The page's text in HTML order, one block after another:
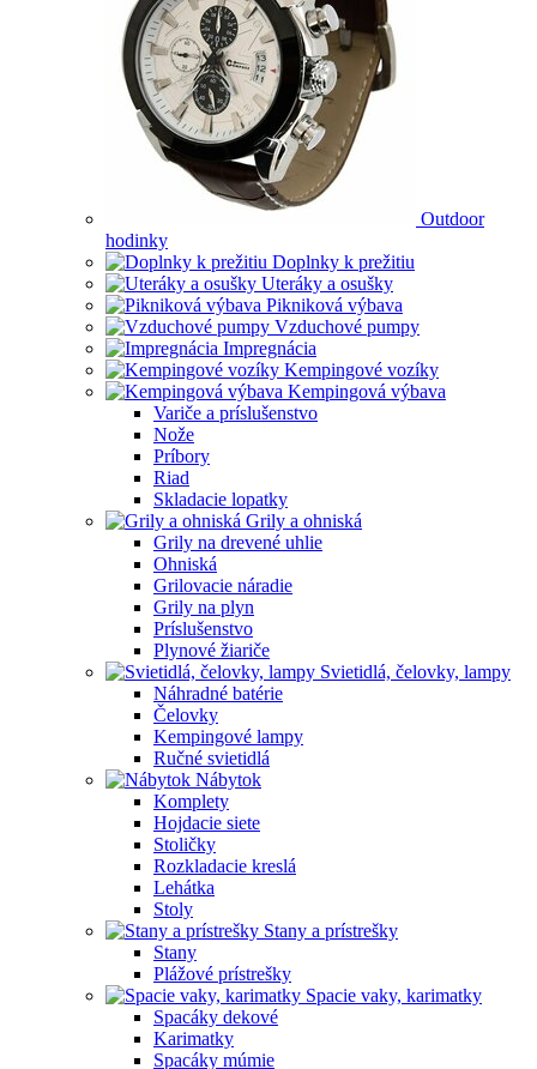
Outdoor
hodinky
Doplnky k prežitiu
Uteráky a osušky
Pikniková výbava
Vzduchové pumpy
Impregnácia
Kempingové vozíky
Kempingová výbava
Variče a príslušenstvo
Nože
Príbory
Riad
Skladacie lopatky
Grily a ohniská
Grily na drevené uhlie
Ohniská
Grilovacie náradie
Grily na plyn
Príslušenstvo
Plynové žiariče
Svietidlá, čelovky, lampy
Náhradné batérie
Čelovky
Kempingové lampy
Ručné svietidlá
Nábytok
Komplety
Hojdacie siete
Stoličky
Rozkladacie kreslá
Lehátka
Stoly
Stany a prístrešky
Stany
Plážové prístrešky
Spacie vaky, karimatky
Spacáky dekové
Karimatky
Spacáky múmie